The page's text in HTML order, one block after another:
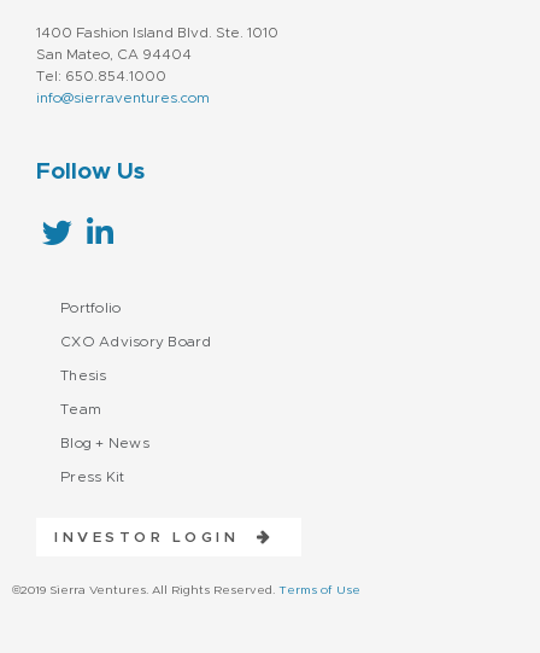
1400 Fashion Island Blvd. Ste. 1010
San Mateo, CA 94404
Tel: 650.854.1000
info@sierraventures.com
Follow Us
Portfolio
CXO Advisory Board
Thesis
Team
Blog + News
Press Kit
INVESTOR LOGIN
©2019 Sierra Ventures. All Rights Reserved. Terms of Use